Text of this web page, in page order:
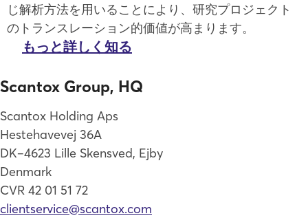
じ解析方法を用いることにより、研究プロジェクト
のトランスレーション的価値が高まります。
もっと詳しく知る
Scantox Group, HQ
Scantox Holding Aps
Hestehavevej 36A
DK–4623 Lille Skensved, Ejby
Denmark
CVR 42 01 51 72
clientservice@scantox.com